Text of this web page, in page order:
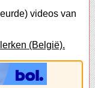
videos van
(België).